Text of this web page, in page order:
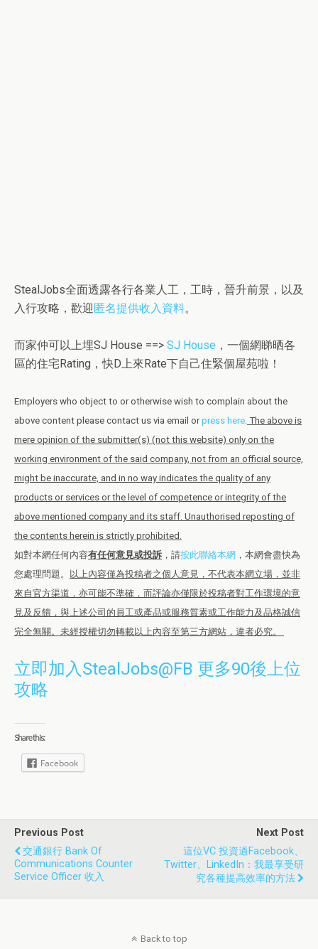
StealJobs全面透露各行各業人工，工時，晉升前景，以及
入行攻略，歡迎 匿名提供收入資料。
而家仲可以上埋SJ House ==> SJ House ，一個網睇晒各
區的住宅Rating，快D上來Rate下自己住緊個屋苑啦！
Employers who object to or otherwise wish to complain about the
above content please contact us via email orpress here. The above is
mere opinion of the submitter(s) (not this website) only on the
working environment of the said company, not from an official source,
might be inaccurate, and in no way indicates the quality of any
products or services or the level of competence or integrity of the
above mentioned company and its staff. Unauthorised reposting of
the contents herein is strictly prohibited.
如對本網任何內容有任何意見或投訴 ，請按此聯絡本網 ，本網會盡快為
您處理問題。
以上內容僅為投稿者之個人意見，不代表本網立場，並非
來自官方渠道，亦可能不準確，而評論亦僅限於投稿者對工作環境的意
見及反饋，與上述公司的員工或產品或服務質素或工作能力及品格誠信
完全無關。未經授權切勿轉載以上內容至第三方網站，違者必究。
立即加入StealJobs@FB 更多90後上位
攻略
Share this:
Facebook
Previous Post
交通銀行 Bank Of
Communications Counter
Service Officer 收入
Next Post
這位VC 投資過Facebook、
Twitter、LinkedIn：我最享受研
究各種提高效率的方法
Back to top